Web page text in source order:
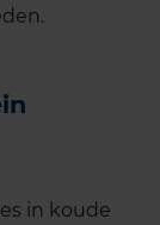
in koude